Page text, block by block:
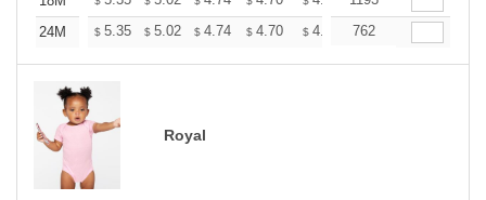
24M
$ 5.35 $ 5.02 $ 4.74 $ 4.70 $ 4.62 $4.58
762
Royal